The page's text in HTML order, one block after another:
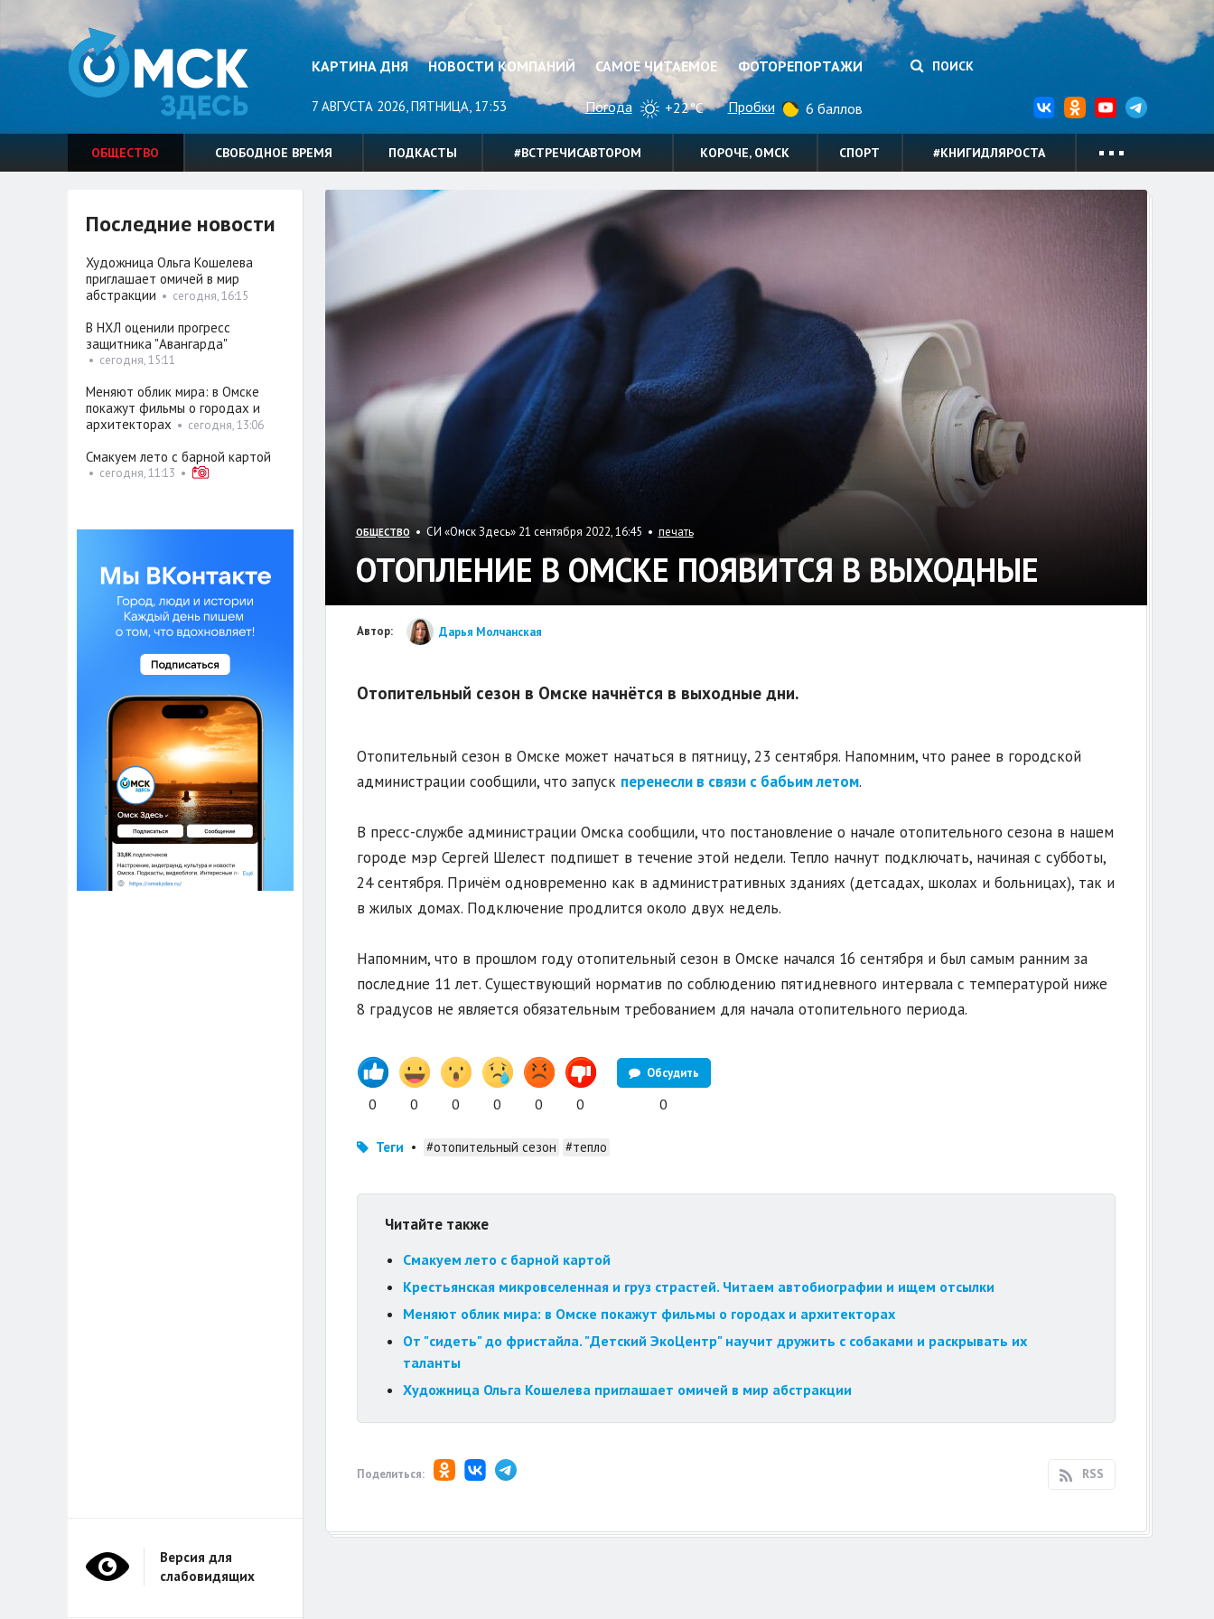
КАРТИНА ДНЯ НОВОСТИ КОМПАНИЙ САМОЕ ЧИТАЕМОЕ ФОТОРЕПОРТАЖИ ПОИСК
7 АВГУСТА 2026, ПЯТНИЦА, 17:53 Погода +22°C Пробки 6 баллов
ОБЩЕСТВО СВОБОДНОЕ ВРЕМЯ ПОДКАСТЫ #ВСТРЕЧИСАВТОРОМ КОРОЧЕ, ОМСК СПОРТ #КНИГИДЛЯРОСТА
ОБЩЕСТВО • СИ «Омск Здесь» 21 сентября 2022, 16:45 • печать
ОТОПЛЕНИЕ В ОМСКЕ ПОЯВИТСЯ В ВЫХОДНЫЕ
Автор: Дарья Молчанская
Отопительный сезон в Омске начнётся в выходные дни.
Отопительный сезон в Омске может начаться в пятницу, 23 сентября. Напомним, что ранее в городской
администрации сообщили, что запуск перенесли в связи с бабьим летом.
В пресс-службе администрации Омска сообщили, что постановление о начале отопительного сезона в нашем
городе мэр Сергей Шелест подпишет в течение этой недели. Тепло начнут подключать, начиная с субботы,
24 сентября. Причём одновременно как в административных зданиях (детсадах, школах и больницах), так и
в жилых домах. Подключение продлится около двух недель.
Напомним, что в прошлом году отопительный сезон в Омске начался 16 сентября и был самым ранним за
последние 11 лет. Существующий норматив по соблюдению пятидневного интервала с температурой ниже
8 градусов не является обязательным требованием для начала отопительного периода.
0 0 0 0 0 0
Обсудить
0
Теги • #отопительный сезон #тепло
Читайте также
Смакуем лето с барной картой
Крестьянская микровселенная и груз страстей. Читаем автобиографии и ищем отсылки
Меняют облик мира: в Омске покажут фильмы о городах и архитекторах
От "сидеть" до фристайла. "Детский ЭкоЦентр" научит дружить с собаками и раскрывать их
таланты
Художница Ольга Кошелева приглашает омичей в мир абстракции
Поделиться: RSS
Последние новости
Художница Ольга Кошелева
приглашает омичей в мир
абстракции • сегодня, 16:15
В НХЛ оценили прогресс
защитника "Авангарда"
• сегодня, 15:11
Меняют облик мира: в Омске
покажут фильмы о городах и
архитекторах • сегодня, 13:06
Смакуем лето с барной картой
• сегодня, 11:13 •
Версия для
слабовидящих